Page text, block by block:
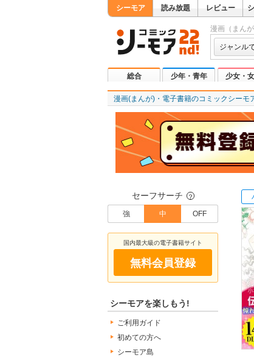
シーモア 読み放題 レビュー
漫画（まん
ジャンル
総合 少年・青年 少女・
漫画(まんが)・電子書籍のコミックシーモ
セーフサーチ ？
強 中 OFF
国内最大級の電子書籍サイト
無料会員登録
シーモアを楽しもう!
ご利用ガイド
初めての方へ
シーモア島